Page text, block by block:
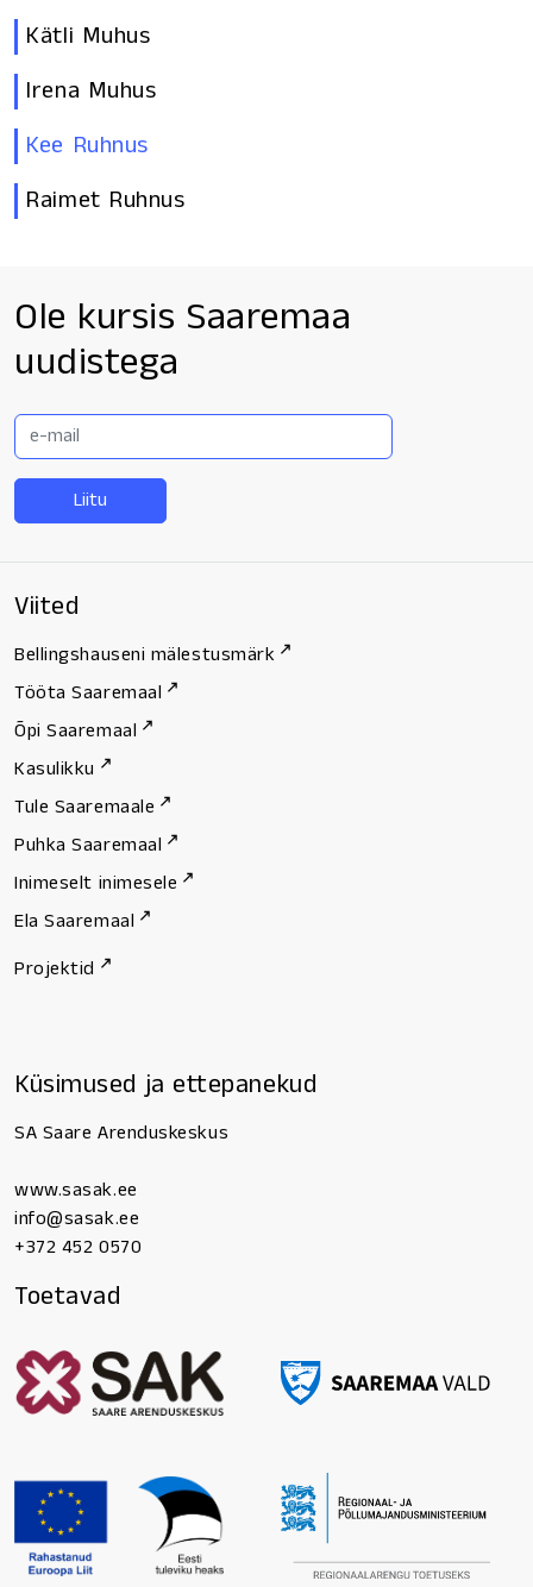
Kätli Muhus
Irena Muhus
Kee Ruhnus
Raimet Ruhnus
Ole kursis Saaremaa
uudistega
E-
mail
Viited
Bellingshauseni mälestusmärk
Tööta Saaremaal
Õpi Saaremaal
Kasulikku
Tule Saaremaale
Puhka Saaremaal
Inimeselt inimesele
Ela Saaremaal
Projektid
Küsimused ja ettepanekud
SA Saare Arenduskeskus
www.sasak.ee
info@sasak.ee
+372 452 0570
Toetavad